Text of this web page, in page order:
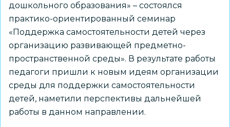
дошкольного образования» – состоялся
практико-ориентированный семинар
«Поддержка самостоятельности детей через
организацию развивающей предметно-
пространственной среды». В результате работы
педагоги пришли к новым идеям организации
среды для поддержки самостоятельности
детей, наметили перспективы дальнейшей
работы в данном направлении.